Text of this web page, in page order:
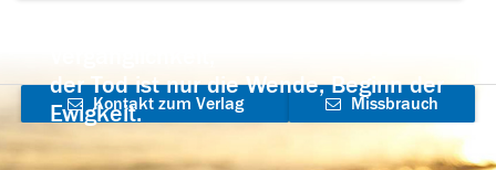
der Tod ist nur die Wende, Beginn der
Ewigkeit.
Kontakt zum Verlag
aufnehmen
Missbrauch